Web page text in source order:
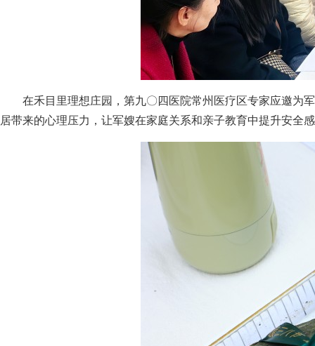
在禾目里理想庄园，第九〇四医院常州医疗区专家应邀为
居带来的心理压力，让军嫂在家庭关系和亲子教育中提升安全